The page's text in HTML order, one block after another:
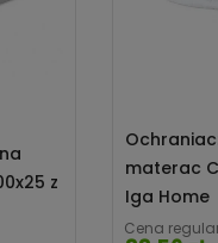
z
materac
Iga Home
Cena